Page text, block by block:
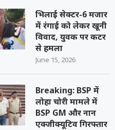
भिलाई सेक्टर-6 मजार
में रंगाई को लेकर खूनी
विवाद, युवक पर कटर
से हमला
June 15, 2026
Breaking: BSP में
लोहा चोरी मामले में
BSP GM और नान
एक्जीक्यूटिव गिरफ्तार